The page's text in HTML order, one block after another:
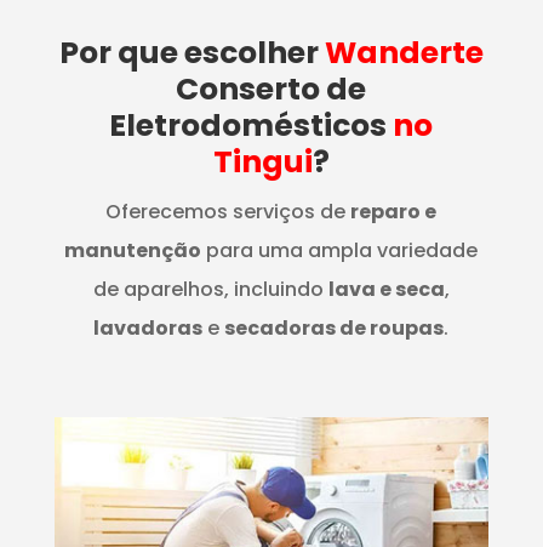
Por que escolherWanderte
Conserto de
Eletrodomésticos no
Tingui?
Oferecemos serviços de reparo e
manutenção para uma ampla variedade
de aparelhos, incluindo lava e seca,
lavadoras e secadoras de roupas.